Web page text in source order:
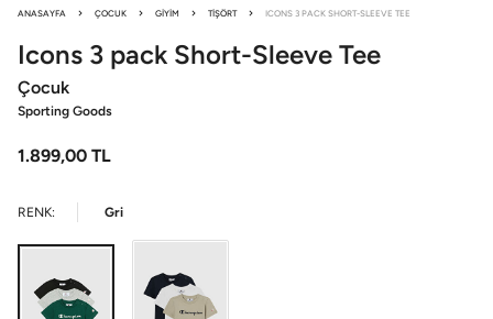
ANASAYFA ÇOCUK GIYIM TIŞÖRT ICONS 3 PACK SHORT-SLEEVE TEE
Icons 3 pack Short-Sleeve Tee
Çocuk
Sporting Goods
1.899,00 TL
RENK: Gri